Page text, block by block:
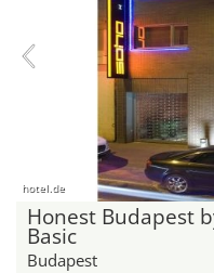
hotel.de
Honest Budapest
Basic
Budapest